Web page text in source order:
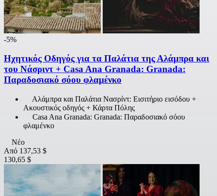
-5%
Ηχητικός Οδηγός για τα Παλάτια της Αλάμπρα και
του Νάσριντ + Casa Ana Granada: Granada:
Παραδοσιακό σόου φλαμένκο
Αλάμπρα και Παλάτια Νασρίντ: Εισιτήριο εισόδου +
Ακουστικός οδηγός + Κάρτα Πόλης
Casa Ana Granada: Granada: Παραδοσιακό σόου
φλαμένκο
Νέο
Από 137,53 $
130,65 $